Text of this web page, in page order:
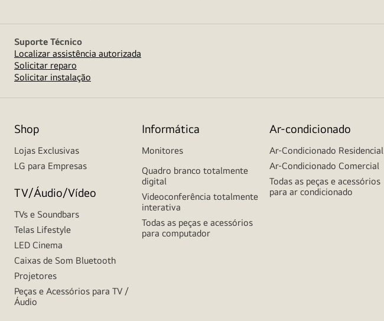
Suporte Técnico
Localizar assistência autorizada
Solicitar reparo
Solicitar instalação
Shop
Lojas Exclusivas
LG para Empresas
TV/Áudio/Vídeo
TVs e Soundbars
Telas Lifestyle
LED Cinema
Caixas de Som Bluetooth
Projetores
Peças e Acessórios para TV /
Áudio
Informática
Monitores
Quadro branco totalmente
digital
Videoconferência totalmente
interativa
Todas as peças e acessórios
para computador
Ar-condicionado
Ar-Condicionado Residencial
Ar-Condicionado Comercial
Todas as peças e acessórios
para ar condicionado